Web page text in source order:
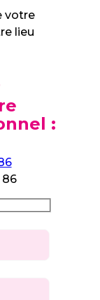
votre
lieu
:
86